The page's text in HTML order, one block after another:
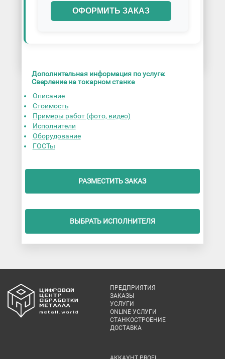
ОФОРМИТЬ ЗАКАЗ
Дополнительная информация по услуге:
Сверление на токарном станке
Описание
Стоимость
Примеры работ (фото, видео)
Исполнители
Оборудование
ГОСТы
РАЗМЕСТИТЬ ЗАКАЗ
ВЫБРАТЬ ИСПОЛНИТЕЛЯ
ПРЕДПРИЯТИЯ
ЗАКАЗЫ
УСЛУГИ
ONLINE УСЛУГИ
СТАНКОСТРОЕНИЕ
ДОСТАВКА